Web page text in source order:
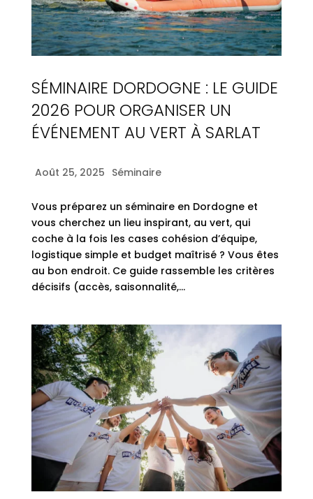
SÉMINAIRE DORDOGNE : LE GUIDE
2026 POUR ORGANISER UN
ÉVÉNEMENT AU VERT À SARLAT
Août 25, 2025 Séminaire
Vous préparez un séminaire en Dordogne et
vous cherchez un lieu inspirant, au vert, qui
coche à la fois les cases cohésion d’équipe,
logistique simple et budget maîtrisé ? Vous êtes
au bon endroit. Ce guide rassemble les critères
décisifs (accès, saisonnalité,...